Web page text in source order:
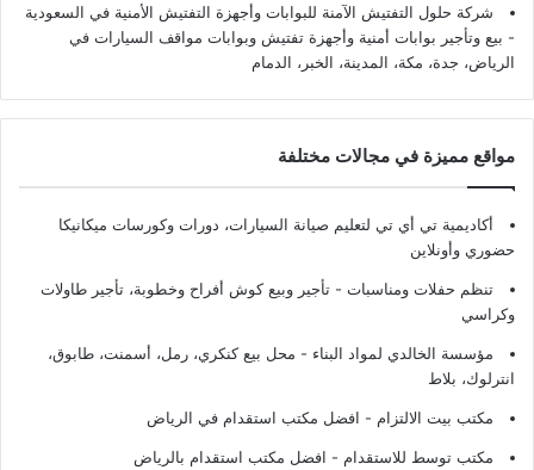
شركة حلول التفتيش الآمنة للبوابات وأجهزة التفتيش الأمنية في السعودية
- بيع وتأجير بوابات أمنية وأجهزة تفتيش وبوابات مواقف السيارات في
الرياض، جدة، مكة، المدينة، الخبر، الدمام
مواقع مميزة في مجالات مختلفة
أكاديمية تي أي تي لتعليم صيانة السيارات، دورات وكورسات ميكانيكا
حضوري وأونلاين
تنظم حفلات ومناسبات - تأجير وبيع كوش أفراح وخطوبة، تأجير طاولات
وكراسي
مؤسسة الخالدي لمواد البناء - محل بيع كنكري، رمل، أسمنت، طابوق،
انترلوك، بلاط
مكتب بيت الالتزام - افضل مكتب استقدام في الرياض
مكتب توسط للاستقدام - افضل مكتب استقدام بالرياض